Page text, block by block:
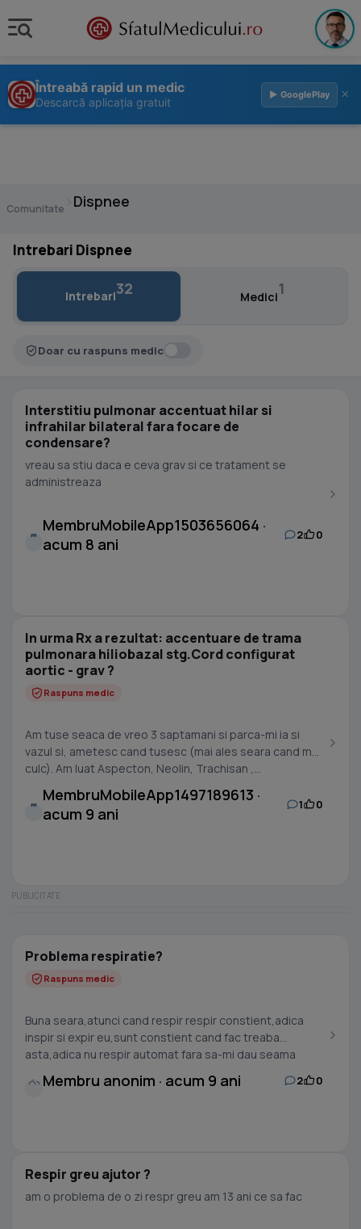
Întreabă rapid un medic
Descarcă aplicația gratuit
▶ GooglePlay ×
Comunitate Dispnee
Intrebari Dispnee
Intrebari32 Medici1
Doar cu raspuns medic
Interstitiu pulmonar accentuat hilar si
infrahilar bilateral fara focare de
condensare?
vreau sa stiu daca e ceva grav si ce tratament se
administreaza
M
MembruMobileApp1503656064 ·
acum 8 ani
2 0
In urma Rx a rezultat: accentuare de trama
pulmonara hiliobazal stg.Cord configurat
aortic - grav ?
Raspuns medic
Am tuse seaca de vreo 3 saptamani si parca-mi ia si
vazul si, ametesc cand tusesc (mai ales seara cand ma
culc). Am luat Aspecton, Neolin, Trachisan ,...
M
MembruMobileApp1497189613 ·
acum 9 ani
1 0
Problema respiratie?
Raspuns medic
Buna seara,atunci cand respir respir constient,adica
inspir si expir eu,sunt constient cand fac treaba
asta,adica nu respir automat fara sa-mi dau seama
Membru anonim · acum 9 ani 2 0
Respir greu ajutor ?
am o problema de o zi respr greu am 13 ani ce sa fac